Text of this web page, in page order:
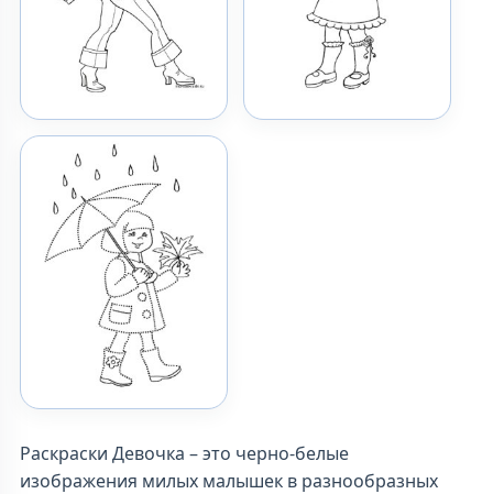
Раскраски Девочка – это черно-белые
изображения милых малышек в разнообразных